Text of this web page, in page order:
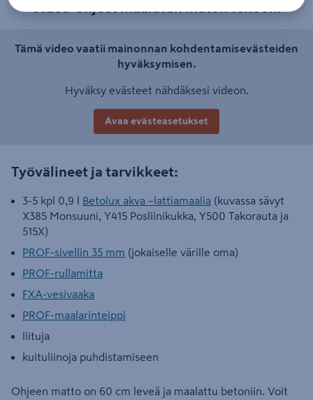
Video-ohjeet maalatun maton tekoon:
Tämä video vaatii mainonnan kohdentamisevästeiden
hyväksymisen.
Hyväksy evästeet nähdäksesi videon.
Avaa evästeasetukset
Työvälineet ja tarvikkeet:
3-5 kpl 0,9 l Betolux akva –lattiamaalia (kuvassa sävyt
X385 Monsuuni, Y415 Posliinikukka, Y500 Takorauta ja
515X)
PROF-sivellin 35 mm (jokaiselle värille oma)
PROF-rullamitta
FXA-vesivaaka
PROF-maalarinteippi
liituja
kuituliinoja puhdistamiseen
Ohjeen matto on 60 cm leveä ja maalattu betoniin. Voit